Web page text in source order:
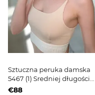
Sztuczna peruka damska
5467 (1) Sredniej długości
ciemne włosy
€88